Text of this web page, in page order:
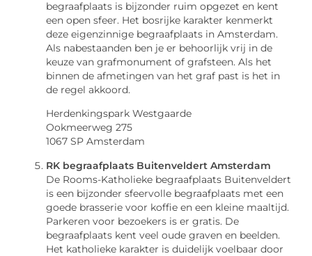
begraafplaats is bijzonder ruim opgezet en kent
een open sfeer. Het bosrijke karakter kenmerkt
deze eigenzinnige begraafplaats in Amsterdam.
Als nabestaanden ben je er behoorlijk vrij in de
keuze van grafmonument of grafsteen. Als het
binnen de afmetingen van het graf past is het in
de regel akkoord.
Herdenkingspark Westgaarde
Ookmeerweg 275
1067 SP Amsterdam
RK begraafplaats Buitenveldert Amsterdam
De Rooms-Katholieke begraafplaats Buitenveldert
is een bijzonder sfeervolle begraafplaats met een
goede brasserie voor koffie en een kleine maaltijd.
Parkeren voor bezoekers is er gratis. De
begraafplaats kent veel oude graven en beelden.
Het katholieke karakter is duidelijk voelbaar door